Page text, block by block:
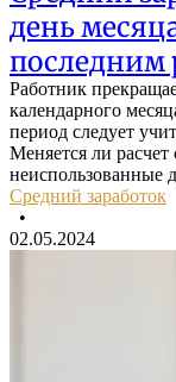
день
последним
Работник
календарного
период следует
Меняется ли расчет
неиспользованные
Средний заработок
•
02.05.2024